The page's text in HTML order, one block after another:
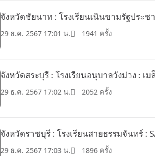
จังหวัดชัยนาท : โรงเรียนเนินขามรัฐประช
29 ธ.ค. 2567 17:01 น. 1941 ครั้ง
จังหวัดสระบุรี : โรงเรียนอนุบาลวังม่วง : เ
29 ธ.ค. 2567 17:02 น. 2052 ครั้ง
จังหวัดราชบุรี : โรงเรียนสายธรรมจันทร์ :
29 ธ.ค. 2567 17:03 น. 1896 ครั้ง